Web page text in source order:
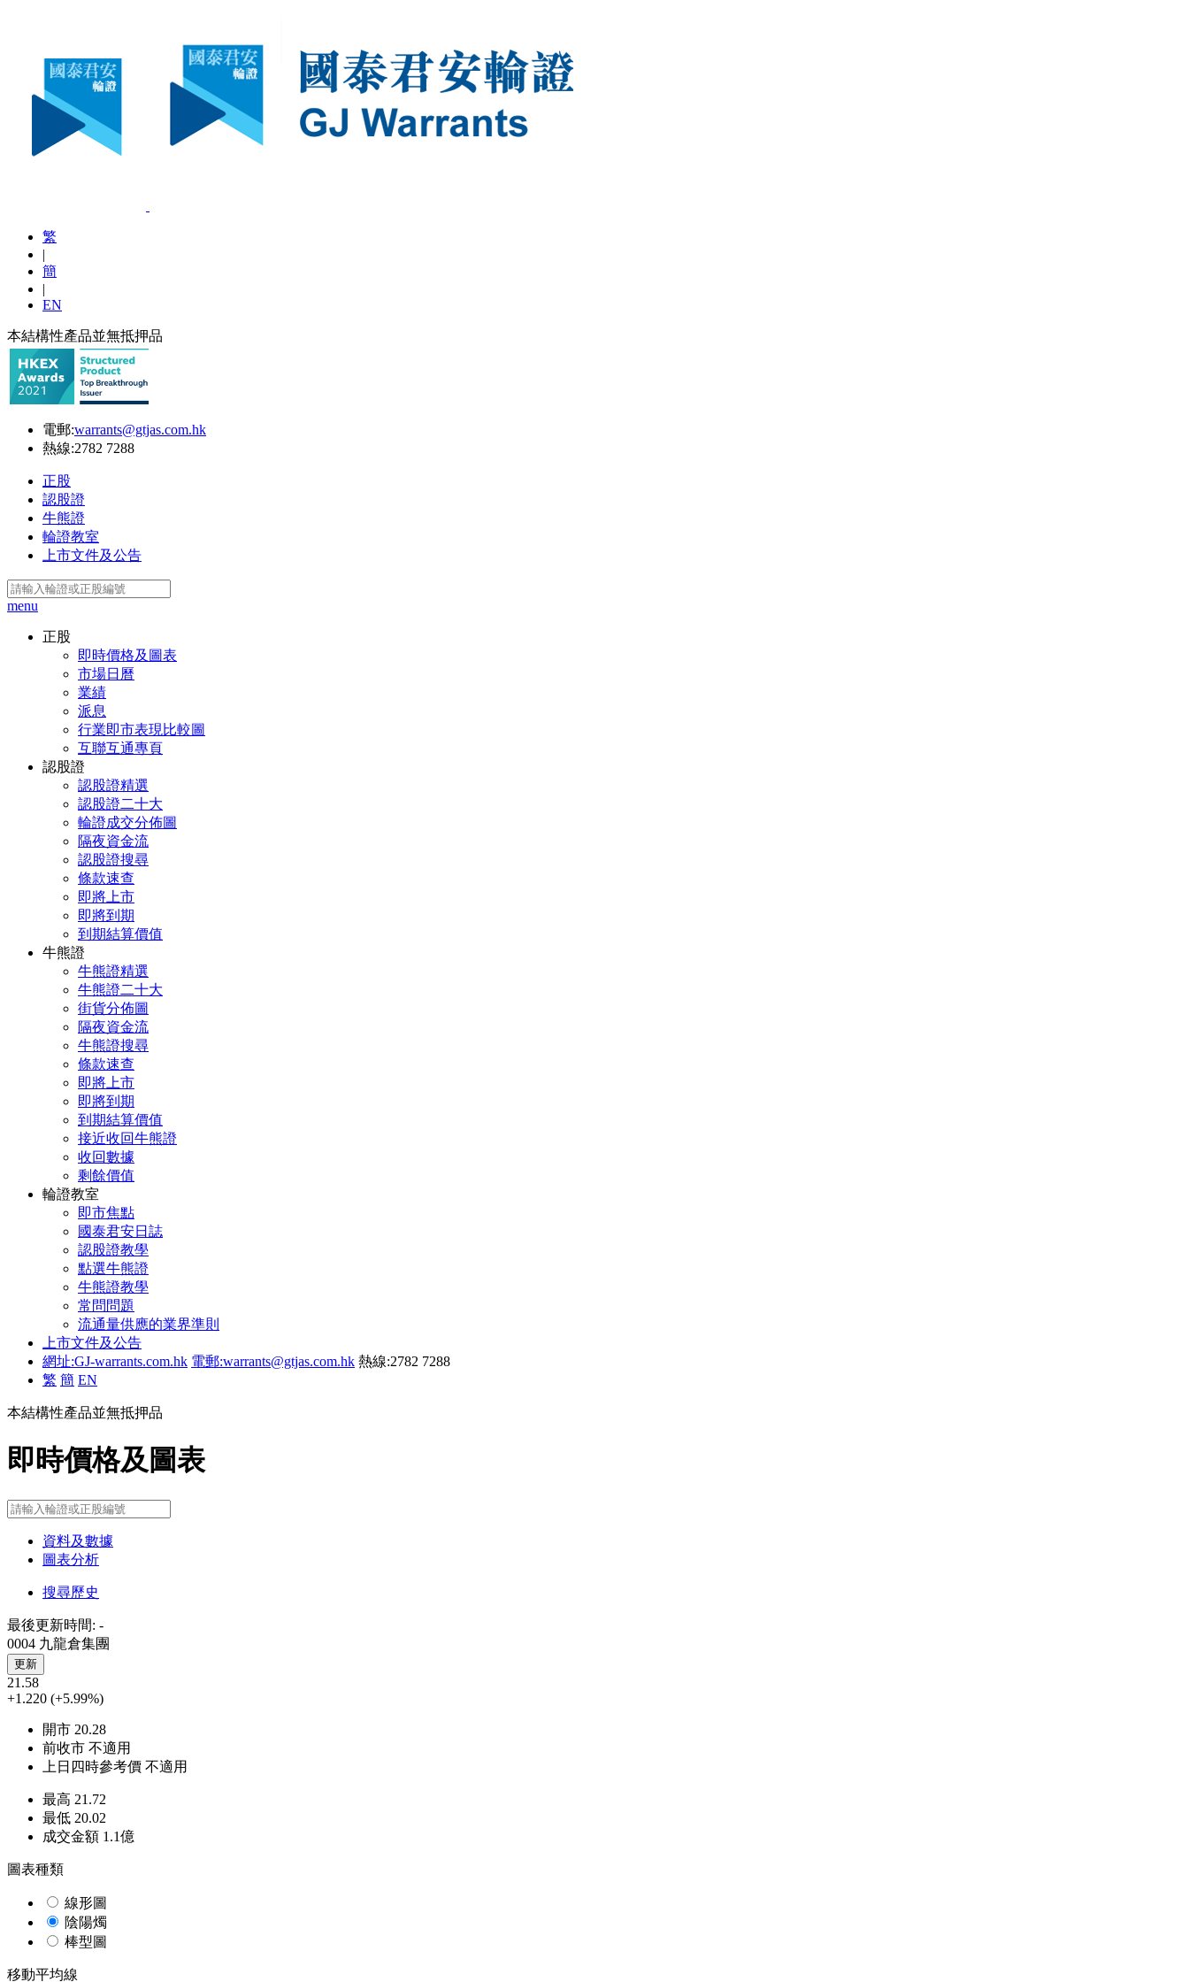
繁
|
簡
|
EN
本結構性產品並無抵押品
電郵:warrants@gtjas.com.hk
熱線:2782 7288
正股
認股證
牛熊證
輪證教室
上市文件及公告
menu
正股
即時價格及圖表
市場日曆
業績
派息
行業即市表現比較圖
互聯互通專頁
認股證
認股證精選
認股證二十大
輪證成交分佈圖
隔夜資金流
認股證搜尋
條款速查
即將上市
即將到期
到期結算價值
牛熊證
牛熊證精選
牛熊證二十大
街貨分佈圖
隔夜資金流
牛熊證搜尋
條款速查
即將上市
即將到期
到期結算價值
接近收回牛熊證
收回數據
剩餘價值
輪證教室
即市焦點
國泰君安日誌
認股證教學
點選牛熊證
牛熊證教學
常問問題
流通量供應的業界準則
上市文件及公告
網址:GJ-warrants.com.hk 電郵:warrants@gtjas.com.hk 熱線:2782 7288
繁 簡 EN
本結構性產品並無抵押品
即時價格及圖表
資料及數據
圖表分析
搜尋歷史
最後更新時間: -
0004 九龍倉集團
更新
21.58
+1.220 (+5.99%)
開市 20.28
前收市 不適用
上日四時參考價 不適用
最高 21.72
最低 20.02
成交金額 1.1億
圖表種類
線形圖
陰陽燭
棒型圖
移動平均線